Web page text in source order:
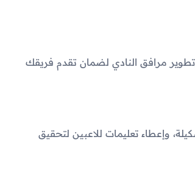
مرافق النادي لضمان تقدم فريقك
وإعطاء تعليمات للاعبين لتحقيق